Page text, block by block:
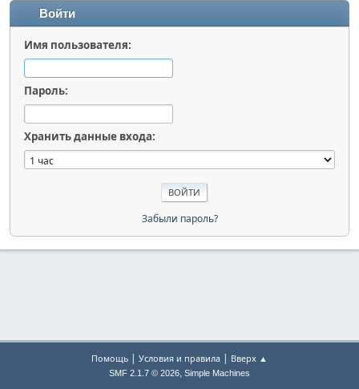
Войти
Имя пользователя:
Пароль:
Хранить данные входа:
Забыли пароль?
Помощь | Условия и правила | Вверх ▲
SMF 2.1.7 © 2026, Simple Machines